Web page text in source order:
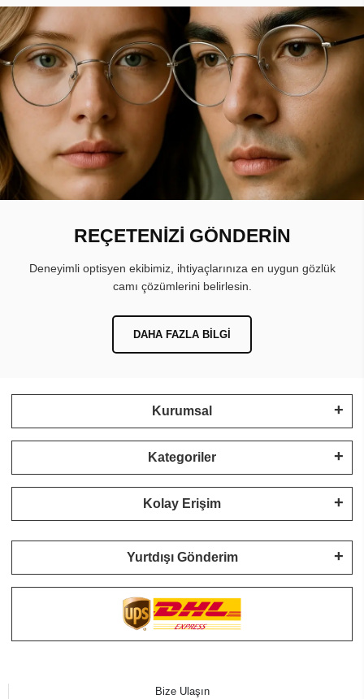
REÇETENİZİ GÖNDERİN
Deneyimli optisyen ekibimiz, ihtiyaçlarınıza en uygun gözlük
camı çözümlerini belirlesin.
DAHA FAZLA BILGI
Kurumsal
Kategoriler
Kolay Erişim
Yurtdışı Gönderim
Bize Ulaşın